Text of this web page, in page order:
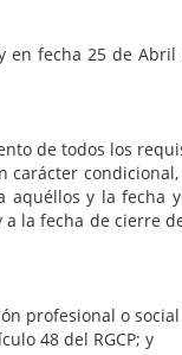
25 de Abril
de todos los
carácter
aquéllos y la fecha
la fecha de cierre
o social
48 del RGCP; y